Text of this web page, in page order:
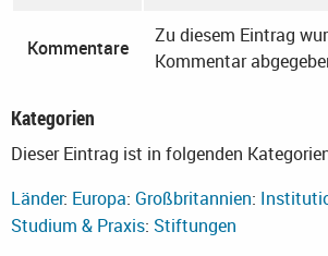
Kommentare
Zu diesem Eintrag
Kommentar
Kategorien
Dieser Eintrag ist in folgenden
Länder: Europa: Großbritannien:
Studium & Praxis: Stiftungen